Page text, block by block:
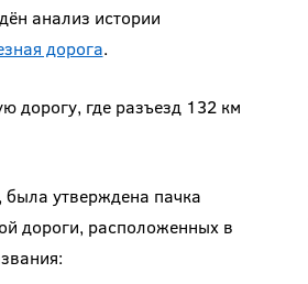
анализ истории
дорога.
дорогу, где разъезд 132 км
утверждена пачка
дороги, расположенных в